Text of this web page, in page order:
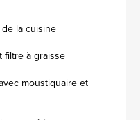
la cuisine
filtre à graisse
moustiquaire et